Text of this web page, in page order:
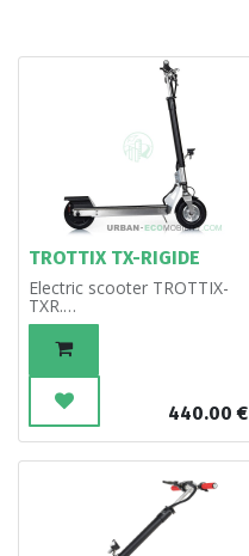
TROTTIX TX-RIGIDE
Electric scooter TROTTIX-
TXR.
Urban version.
440.00 €